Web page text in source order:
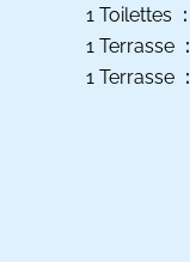
1 Toilettes
1 Terrasse
1 Terrasse